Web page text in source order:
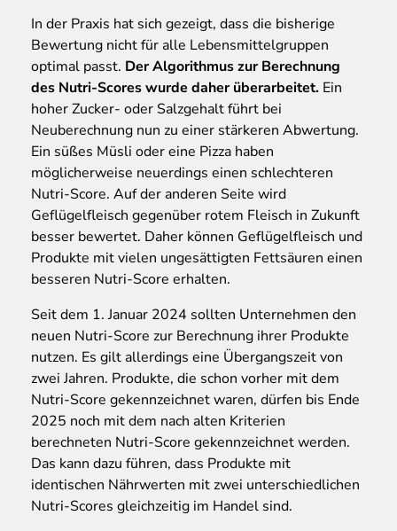
In der Praxis hat sich gezeigt, dass die bisherige
Bewertung nicht für alle Lebensmittelgruppen
optimal passt. Der Algorithmus zur Berechnung
des Nutri-Scores wurde daher überarbeitet. Ein
hoher Zucker- oder Salzgehalt führt bei
Neuberechnung nun zu einer stärkeren Abwertung.
Ein süßes Müsli oder eine Pizza haben
möglicherweise neuerdings einen schlechteren
Nutri-Score. Auf der anderen Seite wird
Geflügelfleisch gegenüber rotem Fleisch in Zukunft
besser bewertet. Daher können Geflügelfleisch und
Produkte mit vielen ungesättigten Fettsäuren einen
besseren Nutri-Score erhalten.
Seit dem 1. Januar 2024 sollten Unternehmen den
neuen Nutri-Score zur Berechnung ihrer Produkte
nutzen. Es gilt allerdings eine Übergangszeit von
zwei Jahren. Produkte, die schon vorher mit dem
Nutri-Score gekennzeichnet waren, dürfen bis Ende
2025 noch mit dem nach alten Kriterien
berechneten Nutri-Score gekennzeichnet werden.
Das kann dazu führen, dass Produkte mit
identischen Nährwerten mit zwei unterschiedlichen
Nutri-Scores gleichzeitig im Handel sind.